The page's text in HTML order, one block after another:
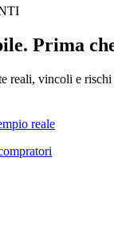
Prima
reali, vincoli e
reale